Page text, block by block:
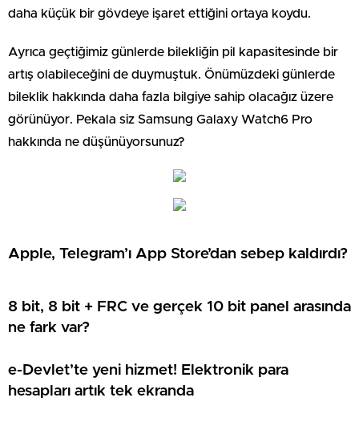
daha küçük bir gövdeye işaret ettiğini ortaya koydu.
Ayrıca geçtiğimiz günlerde bilekliğin pil kapasitesinde bir
artış olabileceğini de duymuştuk. Önümüzdeki günlerde
bileklik hakkında daha fazla bilgiye sahip olacağız üzere
görünüyor. Pekala siz Samsung Galaxy Watch6 Pro
hakkında ne düşünüyorsunuz?
Apple, Telegram’ı App Store’dan sebep kaldırdı?
8 bit, 8 bit + FRC ve gerçek 10 bit panel arasında
ne fark var?
e-Devlet’te yeni hizmet! Elektronik para
hesapları artık tek ekranda